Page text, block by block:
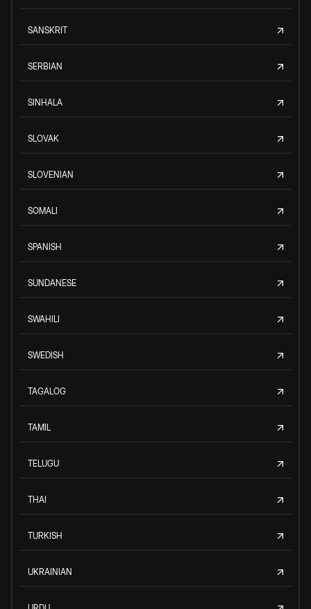
SANSKRIT
SERBIAN
SINHALA
SLOVAK
SLOVENIAN
SOMALI
SPANISH
SUNDANESE
SWAHILI
SWEDISH
TAGALOG
TAMIL
TELUGU
THAI
TURKISH
UKRAINIAN